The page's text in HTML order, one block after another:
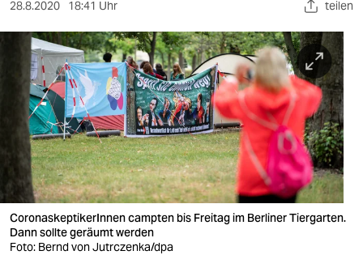
sport
berlin
nord
wahrheit
verlag
verlag
28.8.2020 18:41 Uhr teilen
CoronaskeptikerInnen campten bis Freitag im Berliner Tiergarten.
Dann sollte geräumt werden
Foto: Bernd von Jutrczenka/dpa